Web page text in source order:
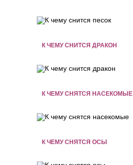
К ЧЕМУ СНИТСЯ ДРАКОН
К ЧЕМУ СНЯТСЯ НАСЕКОМЫЕ
К ЧЕМУ СНЯТСЯ ОСЫ